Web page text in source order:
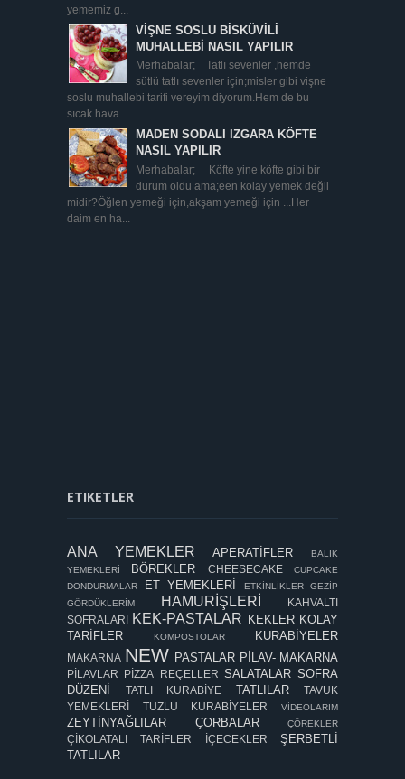
yememiz g...
VİŞNE SOSLU BİSKÜVİLİ
MUHALLEBİ NASIL YAPILIR
Merhabalar; Tatlı sevenler ,hemde
sütlü tatlı sevenler için;misler gibi vişne
soslu muhallebi tarifi vereyim diyorum.Hem de bu
sıcak hava...
MADEN SODALI IZGARA KÖFTE
NASIL YAPILIR
Merhabalar; Köfte yine köfte gibi bir
durum oldu ama;een kolay yemek değil
midir?Öğlen yemeği için,akşam yemeği için ...Her
daim en ha...
ETIKETLER
ANA YEMEKLER APERATİFLER
BALIK
YEMEKLERİ
BÖREKLER CHEESECAKE
CUPCAKE
DONDURMALAR
ET YEMEKLERİ ETKİNLİKLER
GEZİP
GÖRDÜKLERİM
HAMURİŞLERİ
KAHVALTI
SOFRALARI KEK-PASTALAR KEKLER KOLAY
TARİFLER
KOMPOSTOLAR KURABİYELER
MAKARNA NEW PASTALAR PİLAV- MAKARNA
PİLAVLAR PİZZA REÇELLER SALATALAR SOFRA
DÜZENİ
TATLI KURABİYE TATLILAR
TAVUK
YEMEKLERİ
TUZLU KURABİYELER VİDEOLARIM
ZEYTİNYAĞLILAR ÇORBALAR ÇÖREKLER
ÇİKOLATALI TARİFLER İÇECEKLER
ŞERBETLİ
TATLILAR